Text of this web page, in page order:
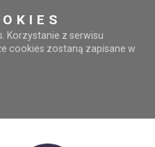
Korzystanie z serwisu
cookies zostaną zapisane w